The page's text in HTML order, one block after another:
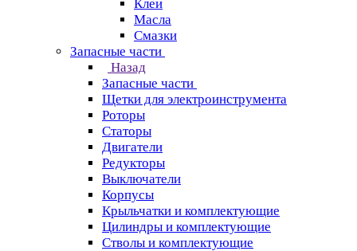
Клеи
Масла
Смазки
Запасные части
Назад
Запасные части
Щетки для электроинструмента
Роторы
Статоры
Двигатели
Редукторы
Выключатели
Корпусы
Крыльчатки и комплектующие
Цилиндры и комплектующие
Стволы и комплектующие